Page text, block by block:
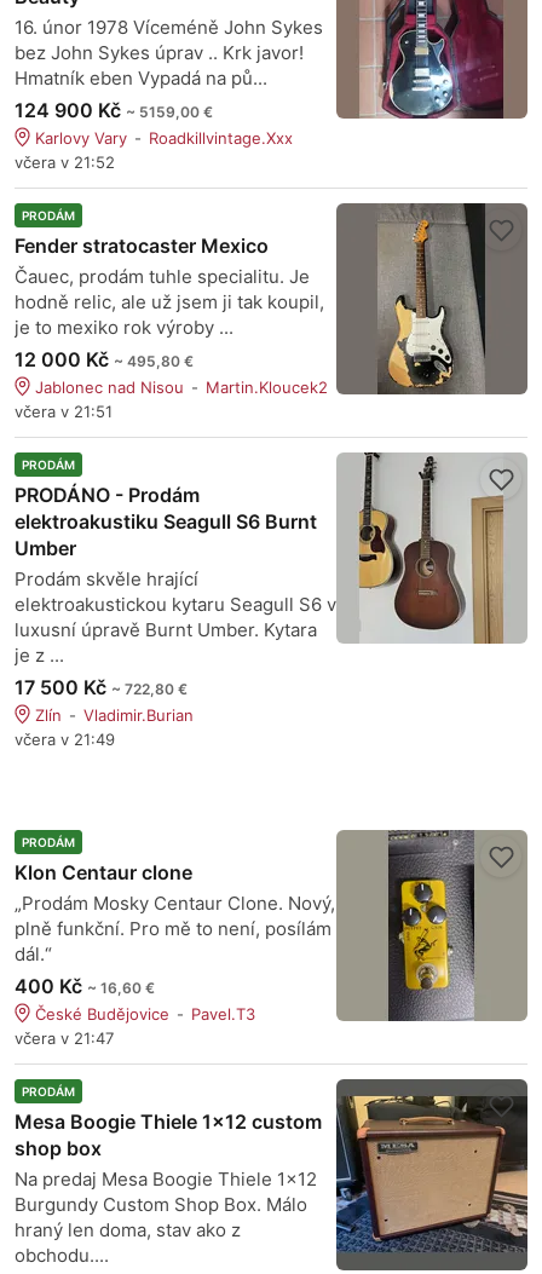
16. únor 1978 Víceméně John Sykes
bez John Sykes úprav .. Krk javor!
Hmatník eben Vypadá na pů...
124 900 Kč ~ 5159,00 €
Karlovy Vary
Roadkillvintage.Xxx
včera v 21:52
PRODÁM
Fender stratocaster Mexico
Čauec, prodám tuhle specialitu. Je
hodně relic, ale už jsem ji tak koupil,
je to mexiko rok výroby ...
12 000 Kč ~ 495,80 €
Jablonec nad Nisou
Martin.Kloucek2
včera v 21:51
PRODÁM
PRODÁNO - Prodám
elektroakustiku Seagull S6 Burnt
Umber
Prodám skvěle hrající
elektroakustickou kytaru Seagull S6 v
luxusní úpravě Burnt Umber. Kytara
je z ...
17 500 Kč ~ 722,80 €
Zlín
Vladimir.Burian
včera v 21:49
PRODÁM
Klon Centaur clone
„Prodám Mosky Centaur Clone. Nový,
plně funkční. Pro mě to není, posílám
dál.“
400 Kč ~ 16,60 €
České Budějovice
Pavel.T3
včera v 21:47
PRODÁM
Mesa Boogie Thiele 1x12 custom
shop box
Na predaj Mesa Boogie Thiele 1x12
Burgundy Custom Shop Box. Málo
hraný len doma, stav ako z
obchodu....